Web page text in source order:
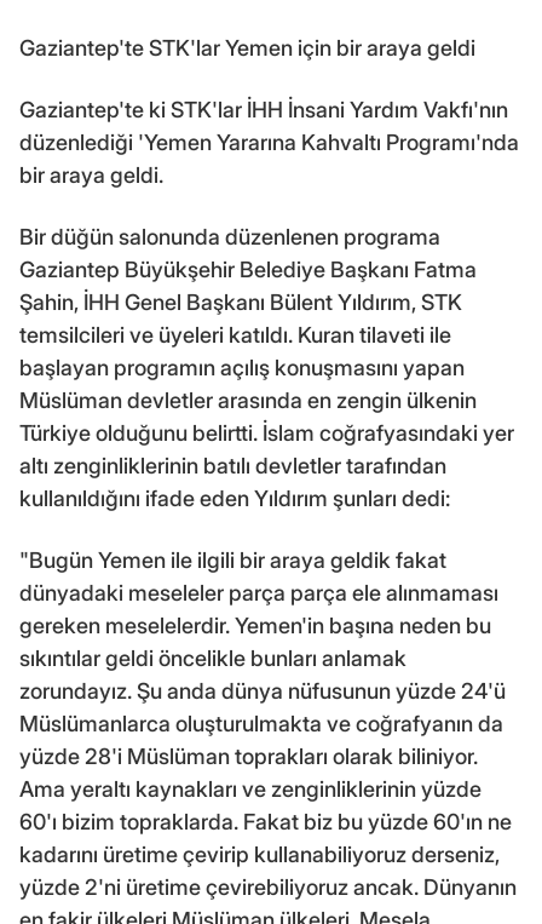
Gaziantep'te STK'lar Yemen için bir araya geldi
Gaziantep'te ki STK'lar İHH İnsani Yardım Vakfı'nın
düzenlediği 'Yemen Yararına Kahvaltı Programı'nda
bir araya geldi.
Bir düğün salonunda düzenlenen programa
Gaziantep Büyükşehir Belediye Başkanı Fatma
Şahin, İHH Genel Başkanı Bülent Yıldırım, STK
temsilcileri ve üyeleri katıldı. Kuran tilaveti ile
başlayan programın açılış konuşmasını yapan
Müslüman devletler arasında en zengin ülkenin
Türkiye olduğunu belirtti. İslam coğrafyasındaki yer
altı zenginliklerinin batılı devletler tarafından
kullanıldığını ifade eden Yıldırım şunları dedi:
"Bugün Yemen ile ilgili bir araya geldik fakat
dünyadaki meseleler parça parça ele alınmaması
gereken meselelerdir. Yemen'in başına neden bu
sıkıntılar geldi öncelikle bunları anlamak
zorundayız. Şu anda dünya nüfusunun yüzde 24'ü
Müslümanlarca oluşturulmakta ve coğrafyanın da
yüzde 28'i Müslüman toprakları olarak biliniyor.
Ama yeraltı kaynakları ve zenginliklerinin yüzde
60'ı bizim topraklarda. Fakat biz bu yüzde 60'ın ne
kadarını üretime çevirip kullanabiliyoruz derseniz,
yüzde 2'ni üretime çevirebiliyoruz ancak. Dünyanın